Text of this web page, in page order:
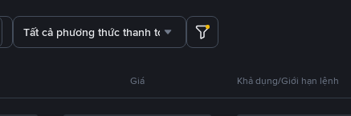
Tất cả phương thức thanh toán
Giá Khả dụng/Giới hạn lệnh